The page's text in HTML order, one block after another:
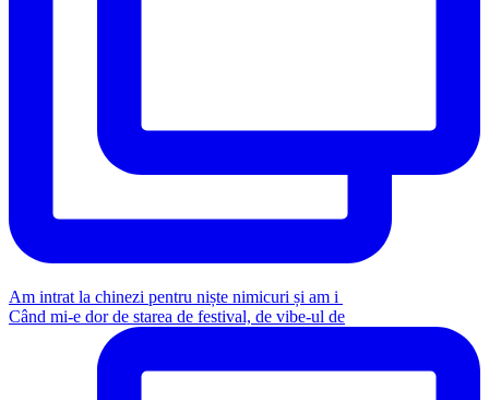
Am intrat la chinezi pentru niște nimicuri și am i
Când mi-e dor de starea de festival, de vibe-ul de